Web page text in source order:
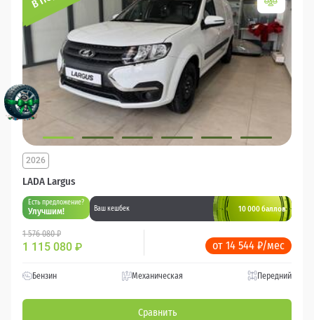
LADA Largus
2026
Есть предложение?
Улучшим! Ваш кешбек 10 000 баллов
1 576 080 ₽
1 115 080 ₽ от 14 544 ₽/мес
Бензин Механическая Передний
Сравнить